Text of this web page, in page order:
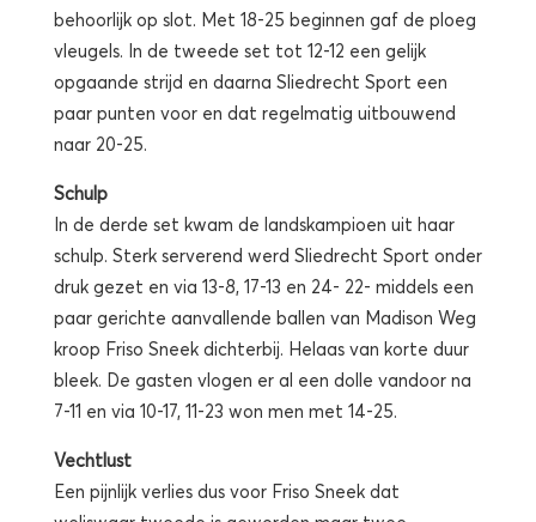
behoorlijk op slot. Met 18-25 beginnen gaf de ploeg
vleugels. In de tweede set tot 12-12 een gelijk
opgaande strijd en daarna Sliedrecht Sport een
paar punten voor en dat regelmatig uitbouwend
naar 20-25.
Schulp
In de derde set kwam de landskampioen uit haar
schulp. Sterk serverend werd Sliedrecht Sport onder
druk gezet en via 13-8, 17-13 en 24- 22- middels een
paar gerichte aanvallende ballen van Madison Weg
kroop Friso Sneek dichterbij. Helaas van korte duur
bleek. De gasten vlogen er al een dolle vandoor na
7-11 en via 10-17, 11-23 won men met 14-25.
Vechtlust
Een pijnlijk verlies dus voor Friso Sneek dat